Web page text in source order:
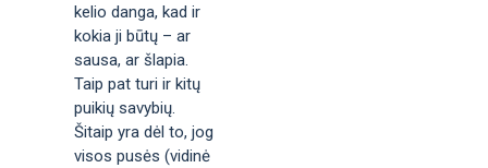
kelio danga, kad ir
kokia ji būtų – ar
sausa, ar šlapia.
Taip pat turi ir kitų
puikių savybių.
Šitaip yra dėl to, jog
visos pusės (vidinė